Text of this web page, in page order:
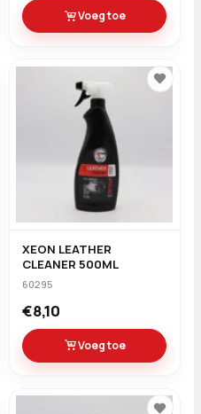
Voeg toe
XEON LEATHER
CLEANER 500ML
60295
€8,10
Voeg toe